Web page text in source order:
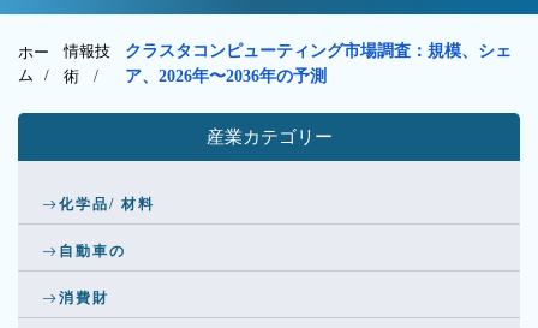
ホー
ム /
情報技
術 /
クラスタコンピューティング市場調査：規模、シェ
ア、2026年〜2036年の予測
産業カテゴリー
化学品/ 材料
自動車の
消費財